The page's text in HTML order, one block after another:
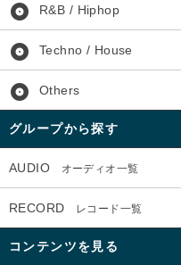
album R&B / Hiphop
album Techno / House
album Others
グループから探す
AUDIO オーディオ一覧
RECORD レコード一覧
コンテンツを見る